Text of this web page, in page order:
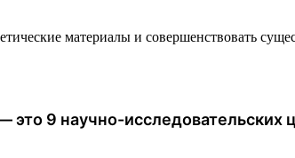
материалы и совершенствовать
это 9 научно-исследовательских